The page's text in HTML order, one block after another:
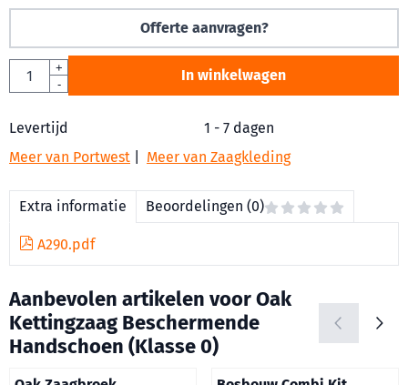
Offerte aanvragen?
Aantal
+
-
In winkelwagen
Levertijd
1 - 7 dagen
Meer van Portwest
Meer van Zaagkleding
Extra informatie Beoordelingen (0)
A290.pdf
Aanbevolen artikelen voorOak
Kettingzaag Beschermende
Handschoen (Klasse 0)